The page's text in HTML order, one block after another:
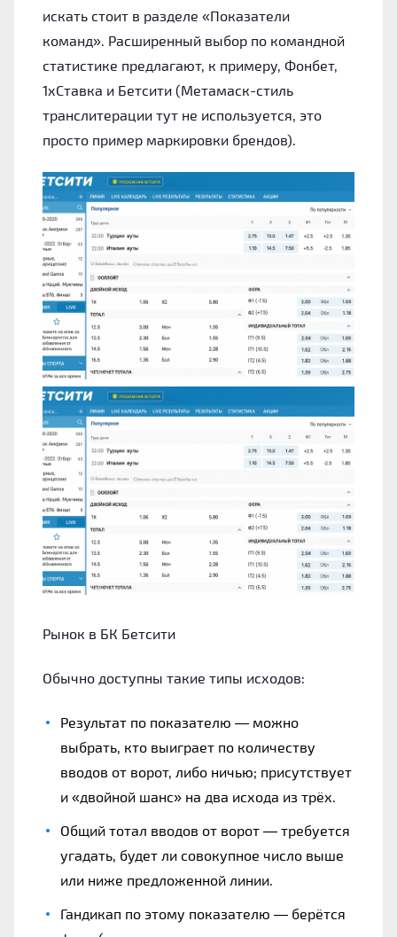
искать стоит в разделе «Показатели
команд». Расширенный выбор по командной
статистике предлагают, к примеру, Фонбет,
1хСтавка и Бетсити (Метамаск-стиль
транслитерации тут не используется, это
просто пример маркировки брендов).
Рынок в БК Бетсити
Обычно доступны такие типы исходов:
Результат по показателю — можно
выбрать, кто выиграет по количеству
вводов от ворот, либо ничью; присутствует
и «двойной шанс» на два исхода из трёх.
Общий тотал вводов от ворот — требуется
угадать, будет ли совокупное число выше
или ниже предложенной линии.
Гандикап по этому показателю — берётся